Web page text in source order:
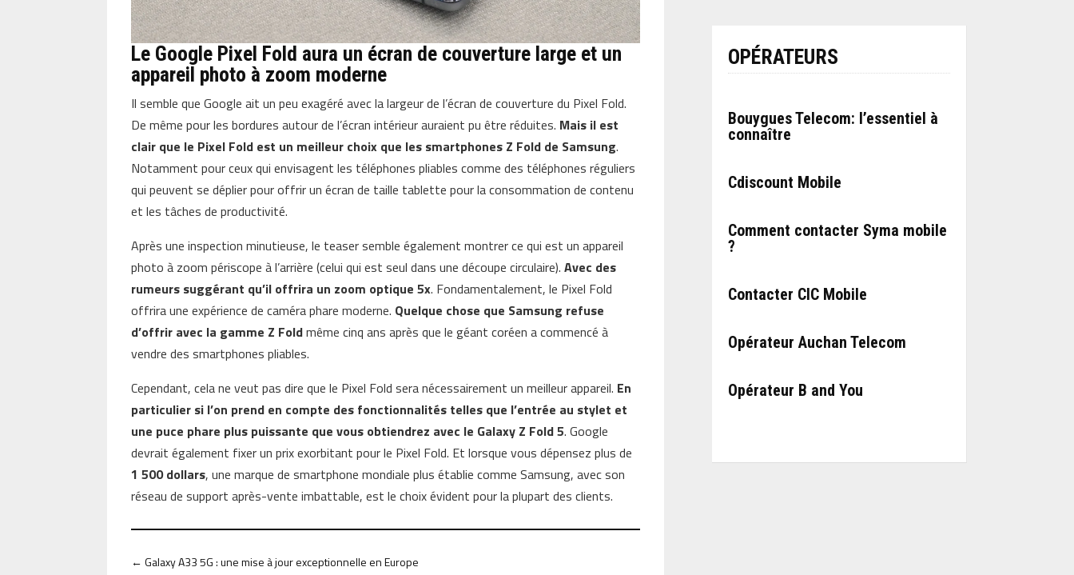
Le Google Pixel Fold aura un écran de couverture large et un
appareil photo à zoom moderne
Il semble que Google ait un peu exagéré avec la largeur de l’écran de couverture du Pixel Fold.
De même pour les bordures autour de l’écran intérieur auraient pu être réduites. Mais il est
clair que le Pixel Fold est un meilleur choix que les smartphones Z Fold de Samsung.
Notamment pour ceux qui envisagent les téléphones pliables comme des téléphones réguliers
qui peuvent se déplier pour offrir un écran de taille tablette pour la consommation de contenu
et les tâches de productivité.
Après une inspection minutieuse, le teaser semble également montrer ce qui est un appareil
photo à zoom périscope à l’arrière (celui qui est seul dans une découpe circulaire).Avec des
rumeurs suggérant qu’il offrira un zoom optique 5x. Fondamentalement, le Pixel Fold
offrira une expérience de caméra phare moderne. Quelque chose que Samsung refuse
d’offrir avec la gamme Z Foldmême cinq ans après que le géant coréen a commencé à
vendre des smartphones pliables.
Cependant, cela ne veut pas dire que le Pixel Fold sera nécessairement un meilleur appareil. En
particulier si l’on prend en compte des fonctionnalités telles que l’entrée au stylet et
une puce phare plus puissante que vous obtiendrez avec le Galaxy Z Fold 5. Google
devrait également fixer un prix exorbitant pour le Pixel Fold. Et lorsque vous dépensez plus de
1 500 dollars, une marque de smartphone mondiale plus établie comme Samsung, avec son
réseau de support après-vente imbattable, est le choix évident pour la plupart des clients.
←Galaxy A33 5G : une mise à jour exceptionnelle en Europe
OPÉRATEURS
Bouygues Telecom: l’essentiel à
connaître
Cdiscount Mobile
Comment contacter Syma mobile
?
Contacter CIC Mobile
Opérateur Auchan Telecom
Opérateur B and You